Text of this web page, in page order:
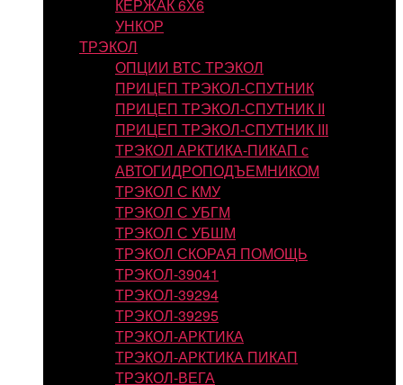
КЕРЖАК 6Х6
УНКОР
ТРЭКОЛ
ОПЦИИ ВТС ТРЭКОЛ
ПРИЦЕП ТРЭКОЛ-СПУТНИК
ПРИЦЕП ТРЭКОЛ-СПУТНИК II
ПРИЦЕП ТРЭКОЛ-СПУТНИК III
ТРЭКОЛ АРКТИКА-ПИКАП с
АВТОГИДРОПОДЪЕМНИКОМ
ТРЭКОЛ С КМУ
ТРЭКОЛ С УБГМ
ТРЭКОЛ С УБШМ
ТРЭКОЛ СКОРАЯ ПОМОЩЬ
ТРЭКОЛ-39041
ТРЭКОЛ-39294
ТРЭКОЛ-39295
ТРЭКОЛ-АРКТИКА
ТРЭКОЛ-АРКТИКА ПИКАП
ТРЭКОЛ-ВЕГА